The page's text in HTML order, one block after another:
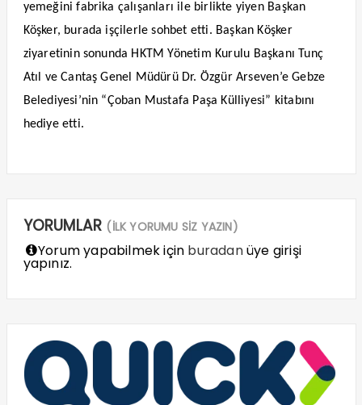
yemeğini fabrika çalışanları ile birlikte yiyen Başkan
Köşker, burada işçilerle sohbet etti. Başkan Köşker
ziyaretinin sonunda HKTM Yönetim Kurulu Başkanı Tunç
Atıl ve Cantaş Genel Müdürü Dr. Özgür Arseven’e Gebze
Belediyesi’nin “Çoban Mustafa Paşa Külliyesi” kitabını
hediye etti.
YORUMLAR (İLK YORUMU SİZ YAZIN)
Yorum yapabilmek için buradanüye girişi
yapınız.